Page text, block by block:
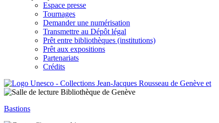
Espace presse
Tournages
Demander une numérisation
Transmettre au Dépôt légal
Prêt entre bibliothèques (institutions)
Prêt aux expositions
Partenariats
Crédits
Bastions